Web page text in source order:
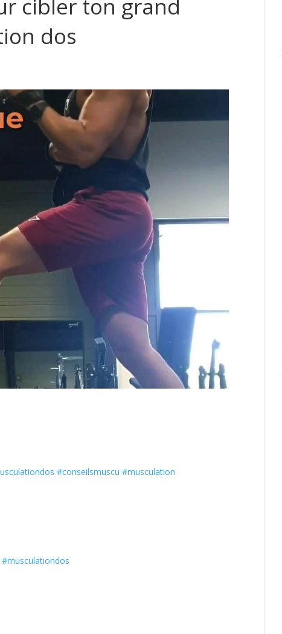
cibler ton grand
dos
#conseilsmuscu #musculation
#musculationdos